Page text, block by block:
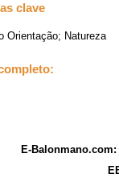
clave
Orientação; Natureza
E-